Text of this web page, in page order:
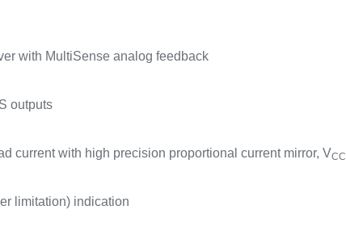
with MultiSense analog feedback
outputs
current with high precision proportional current mirror, VCC
limitation) indication